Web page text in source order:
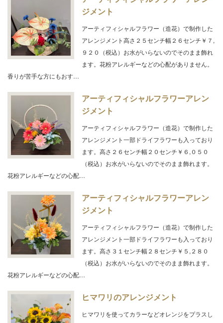
ジメント
アーティフィシャルフラワー（造花）で制作した
アレンジメント高さ２５センチ幅２６センチ￥７,
９２０（税込）お水がいらないのでそのまま飾れ
ます。花粉アレルギーなどの心配がありません。
香りが苦手な方にもおす…
アーティフィシャルフラワーアレン
ジメント
アーティフィシャルフラワー（造花）で制作した
アレンジメント一部ドライフラワーも入っており
ます。高さ２６センチ幅２０センチ￥６,０５０
（税込）お水がいらないのでそのまま飾れます。
花粉アレルギーなどの心配…
アーティフィシャルフラワーアレン
ジメント
アーティフィシャルフラワー（造花）で制作した
アレンジメント一部ドライフラワーも入っており
ます。高さ３１センチ幅２８センチ￥５,２８０
（税込）お水がいらないのでそのまま飾れます。
花粉アレルギーなどの心配…
ヒマワリのアレンジメント
ヒマワリを使ってカラーなどオレンジをプラスし